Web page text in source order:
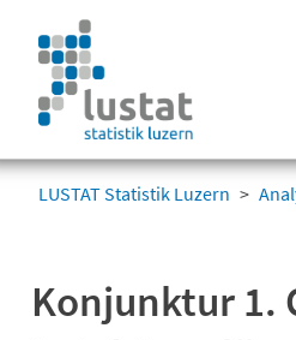
LUSTAT Statistik Luzern
Konjunktur 1.